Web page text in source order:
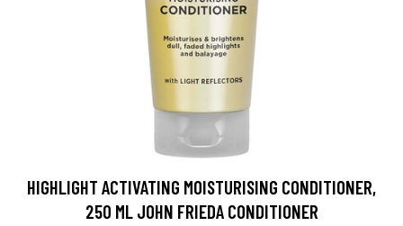
HIGHLIGHT ACTIVATING MOISTURISING CONDITIONER,
250 ML JOHN FRIEDA CONDITIONER